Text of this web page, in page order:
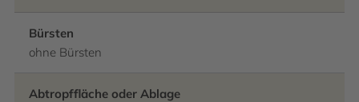
Bürsten
ohne Bürsten
Abtropffläche oder Ablage